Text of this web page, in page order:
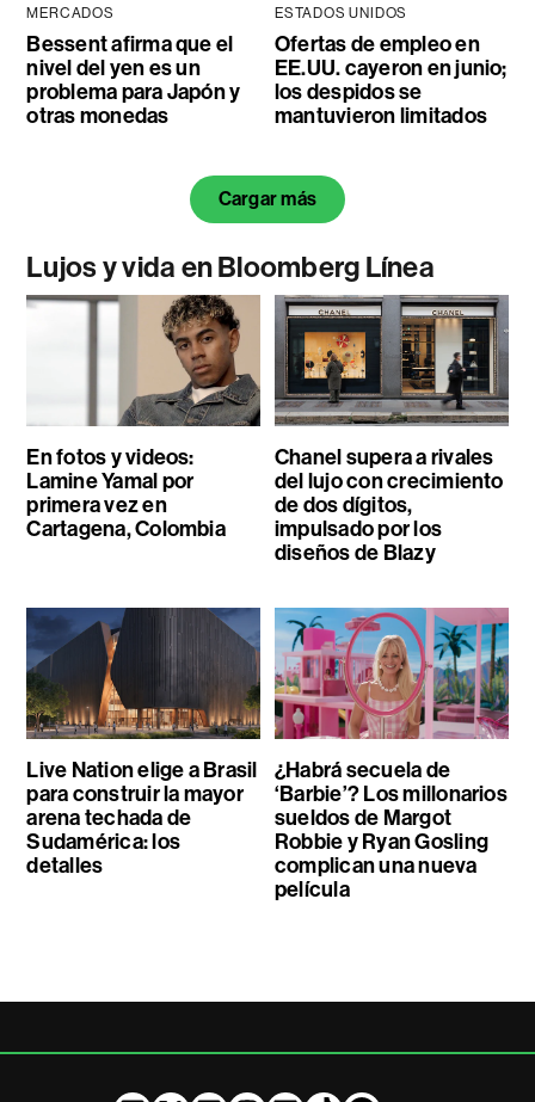
MERCADOS
Bessent afirma que el
nivel del yen es un
problema para Japón y
otras monedas
ESTADOS UNIDOS
Ofertas de empleo en
EE.UU. cayeron en junio;
los despidos se
mantuvieron limitados
Cargar más
Lujos y vida en Bloomberg Línea
En fotos y videos:
Lamine Yamal por
primera vez en
Cartagena, Colombia
Chanel supera a rivales
del lujo con crecimiento
de dos dígitos,
impulsado por los
diseños de Blazy
Live Nation elige a Brasil
para construir la mayor
arena techada de
Sudamérica: los
detalles
¿Habrá secuela de
‘Barbie’? Los millonarios
sueldos de Margot
Robbie y Ryan Gosling
complican una nueva
película